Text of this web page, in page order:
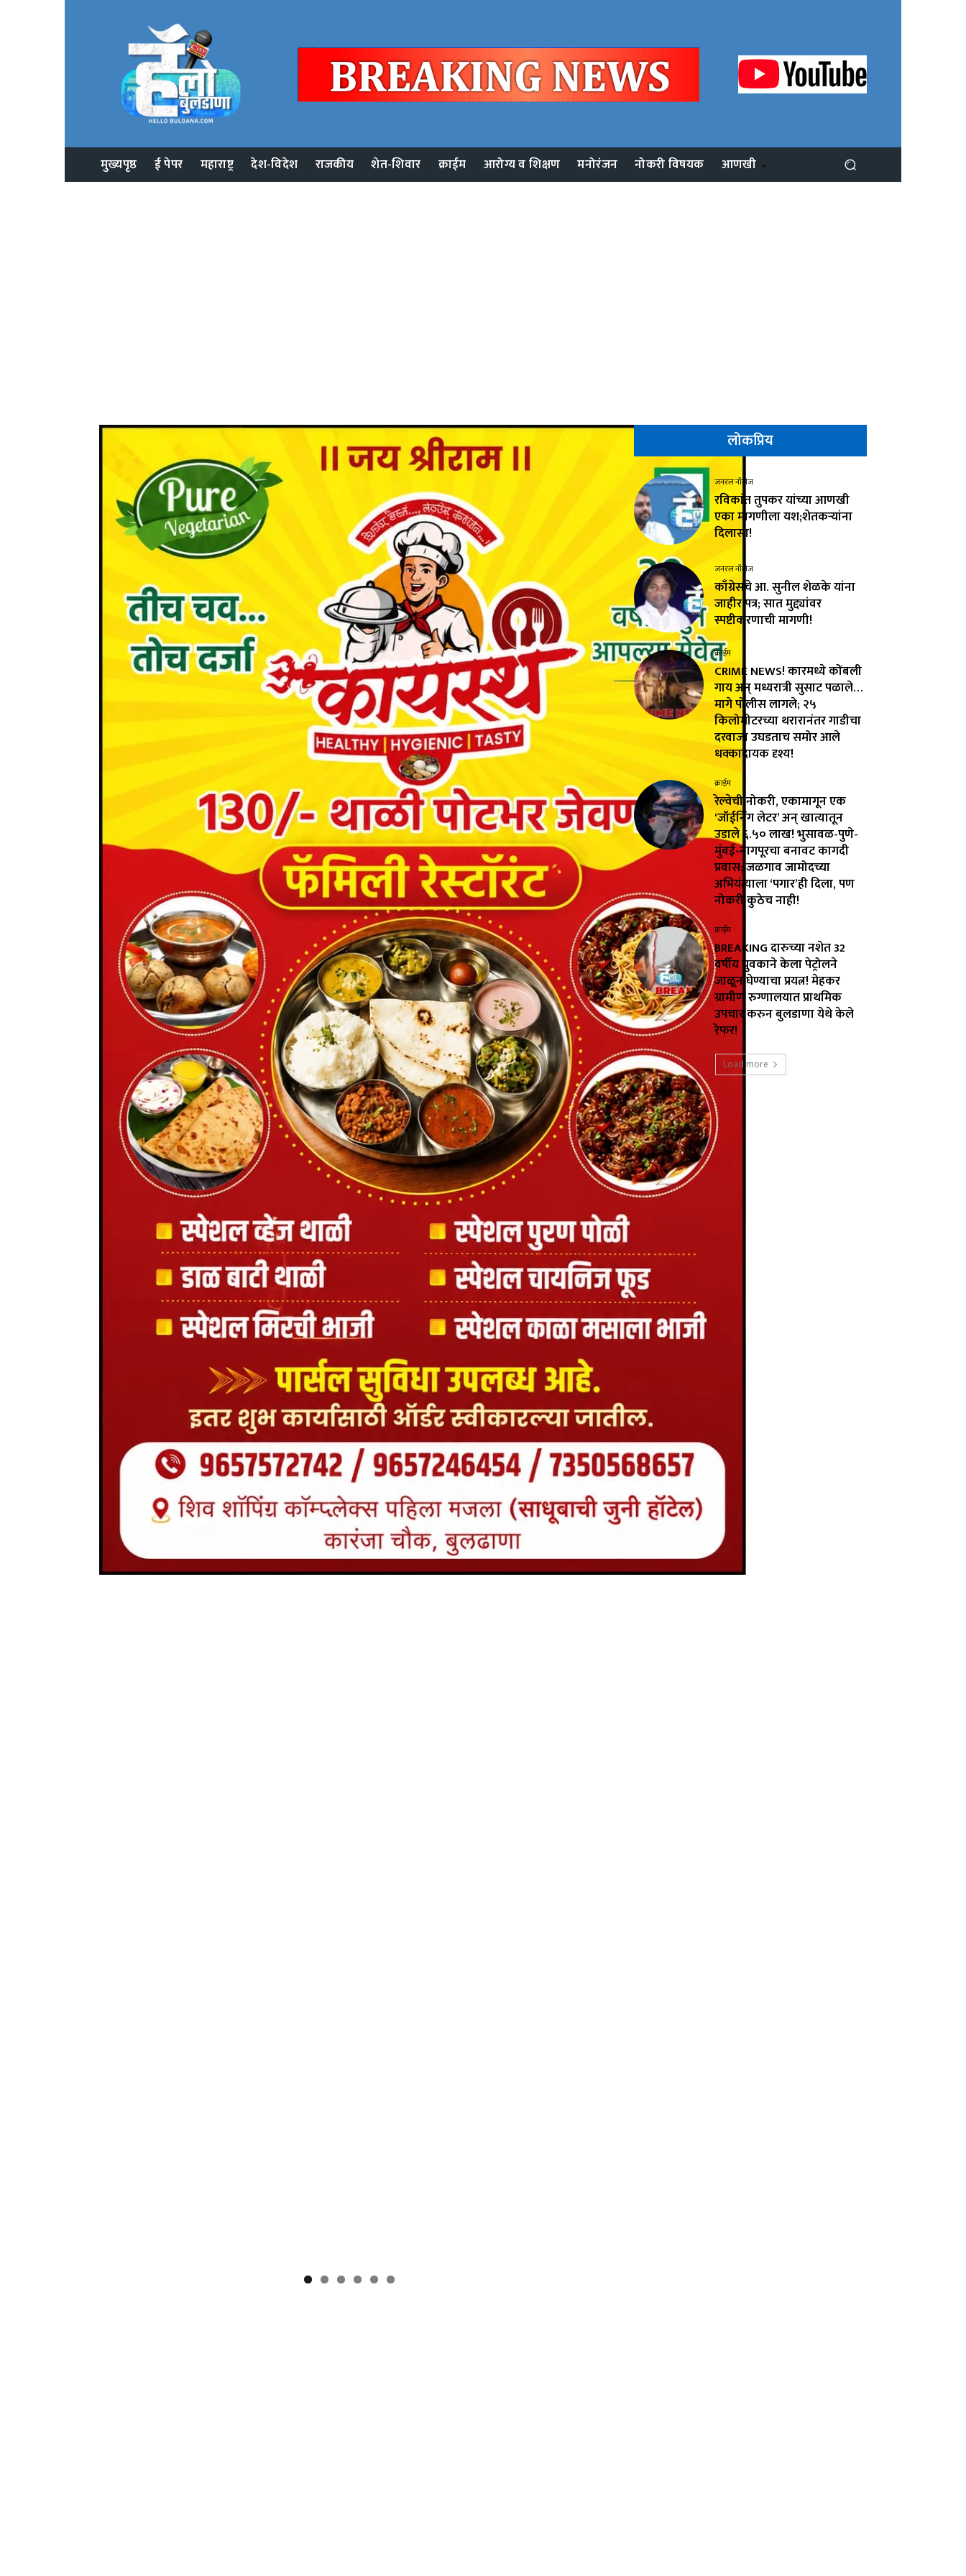
मुख्यपृष्ठ ई पेपर महाराष्ट्र देश-विदेश राजकीय शेत-शिवार क्राईम आरोग्य व शिक्षण मनोरंजन नोकरी विषयक आणखी
लोकप्रिय
जनरल नॉलेज
रविकांत तुपकर यांच्या आणखी
एका मागणीला यश;शेतकऱ्यांना
दिलासा!
जनरल नॉलेज
काँग्रेसचे आ. सुनील शेळके यांना
जाहीर पत्र; सात मुद्द्यांवर
स्पष्टीकरणाची मागणी!
क्राईम
CRIME NEWS! कारमध्ये कोंबली
गाय अन् मध्यरात्री सुसाट पळाले…
मागे पोलीस लागले; २५
किलोमीटरच्या थरारानंतर गाडीचा
दरवाजा उघडताच समोर आले
धक्कादायक दृश्य!
क्राईम
रेल्वेची नोकरी, एकामागून एक
‘जॉईनिंग लेटर’ अन् खात्यातून
उडाले ₹६.५० लाख! भुसावळ-पुणे-
मुंबई-नागपूरचा बनावट कागदी
प्रवास; जळगाव जामोदच्या
अभियंत्याला ‘पगार’ही दिला, पण
नोकरी कुठेच नाही!
क्राईम
BREAKING दारुच्या नशेत 32
वर्षीय युवकाने केला पेट्रोलने
जाळून घेण्याचा प्रयत्न! मेहकर
ग्रामीण रुग्णालयात प्राथमिक
उपचार करुन बुलडाणा येथे केले
रेफर!
Load more